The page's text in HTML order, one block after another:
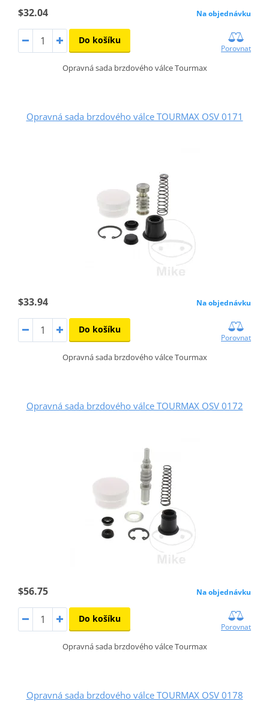
$32.04 Na objednávku
Do košíku
Porovnat
Opravná sada brzdového válce Tourmax
Opravná sada brzdového válce TOURMAX OSV 0171
$33.94 Na objednávku
Do košíku
Porovnat
Opravná sada brzdového válce Tourmax
Opravná sada brzdového válce TOURMAX OSV 0172
$56.75 Na objednávku
Do košíku
Porovnat
Opravná sada brzdového válce Tourmax
Opravná sada brzdového válce TOURMAX OSV 0178